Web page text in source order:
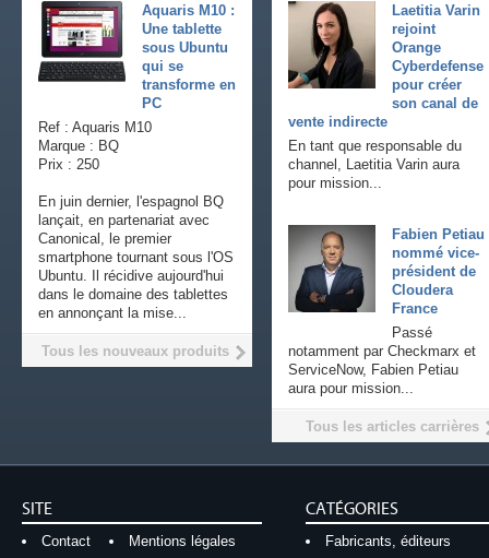
Laetitia Varin
rejoint
Orange
Cyberdefense
pour créer
son canal de
vente indirecte
En tant que responsable du
channel, Laetitia Varin aura
pour mission...
Fabien Petiau
nommé vice-
président de
Cloudera
France
Passé
notamment par Checkmarx et
ServiceNow, Fabien Petiau
aura pour mission...
Tous les articles carrières
Aquaris M10 :
Une tablette
sous Ubuntu
qui se
transforme en
PC
Ref : Aquaris M10
Marque : BQ
Prix : 250
En juin dernier, l'espagnol BQ
lançait, en partenariat avec
Canonical, le premier
smartphone tournant sous l'OS
Ubuntu. Il récidive aujourd'hui
dans le domaine des tablettes
en annonçant la mise...
Tous les nouveaux produits
SITE
Contact
Mentions légales
CATÉGORIES
Fabricants, éditeurs